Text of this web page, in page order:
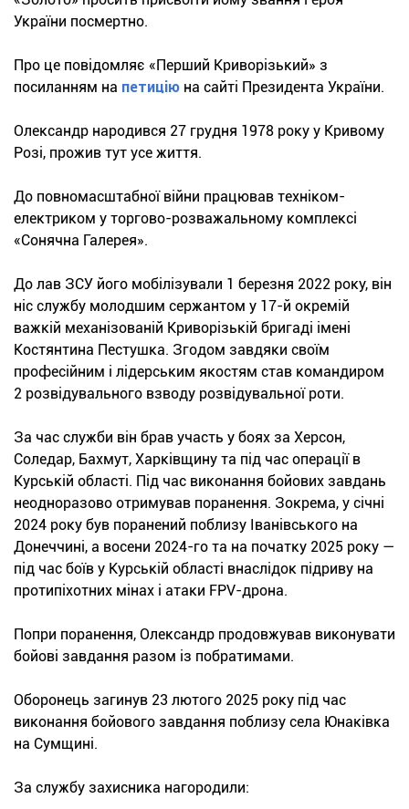
України посмертно.
Про це повідомляє «Перший Криворізький» з
посиланням на петицію на сайті Президента України.
Олександр народився 27 грудня 1978 року у Кривому
Розі, прожив тут усе життя.
До повномасштабної війни працював техніком-
електриком у торгово-розважальному комплексі
«Сонячна Галерея».
До лав ЗСУ його мобілізували 1 березня 2022 року, він
ніс службу молодшим сержантом у 17-й окремій
важкій механізованій Криворізькій бригаді імені
Костянтина Пестушка. Згодом завдяки своїм
професійним і лідерським якостям став командиром
2 розвідувального взводу розвідувальної роти.
За час служби він брав участь у боях за Херсон,
Соледар, Бахмут, Харківщину та під час операції в
Курській області. Під час виконання бойових завдань
неодноразово отримував поранення. Зокрема, у січні
2024 року був поранений поблизу Іванівського на
Донеччині, а восени 2024-го та на початку 2025 року —
під час боїв у Курській області внаслідок підриву на
протипіхотних мінах і атаки FPV-дрона.
Попри поранення, Олександр продовжував виконувати
бойові завдання разом із побратимами.
Оборонець загинув 23 лютого 2025 року під час
виконання бойового завдання поблизу села Юнаківка
на Сумщині.
За службу захисника нагородили: